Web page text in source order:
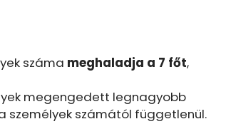
száma meghaladja a 7 főt,
megengedett legnagyobb
személyek számától függetlenül.